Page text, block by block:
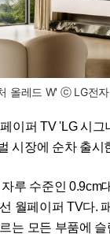
올레드 W' ⓒ LG전자
이퍼 TV 'LG 시그
시장에 순차 출시
루 수준인 0.9cm
월페이퍼 TV다.
는 모든 부품에